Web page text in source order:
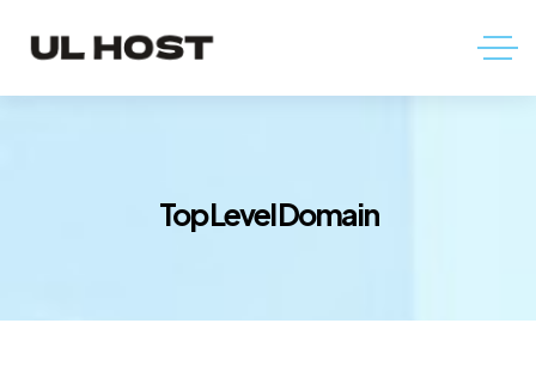
Top Level Domain